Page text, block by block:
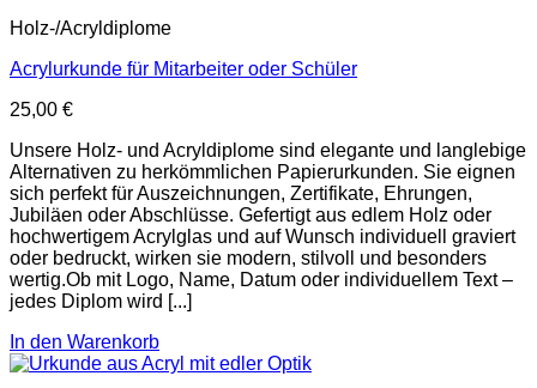
Holz-/Acryldiplome
Acrylurkunde für Mitarbeiter oder Schüler
25,00 €
Unsere Holz- und Acryldiplome sind elegante und langlebige
Alternativen zu herkömmlichen Papierurkunden. Sie eignen
sich perfekt für Auszeichnungen, Zertifikate, Ehrungen,
Jubiläen oder Abschlüsse. Gefertigt aus edlem Holz oder
hochwertigem Acrylglas und auf Wunsch individuell graviert
oder bedruckt, wirken sie modern, stilvoll und besonders
wertig.Ob mit Logo, Name, Datum oder individuellem Text –
jedes Diplom wird [...]
In den Warenkorb